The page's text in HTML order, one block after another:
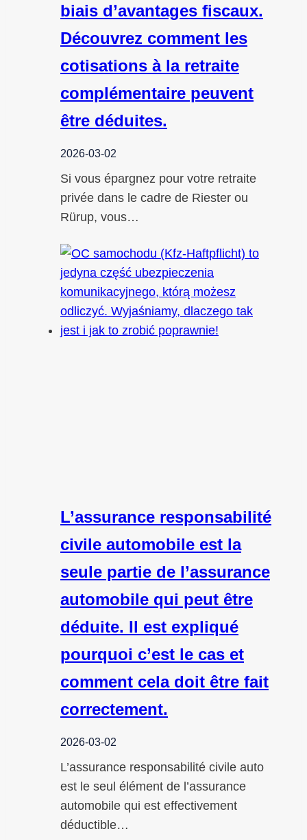
biais d’avantages fiscaux.
Découvrez comment les
cotisations à la retraite
complémentaire peuvent
être déduites.
2026-03-02
Si vous épargnez pour votre retraite
privée dans le cadre de Riester ou
Rürup, vous…
L’assurance responsabilité
civile automobile est la
seule partie de l’assurance
automobile qui peut être
déduite. Il est expliqué
pourquoi c’est le cas et
comment cela doit être fait
correctement.
2026-03-02
L’assurance responsabilité civile auto
est le seul élément de l’assurance
automobile qui est effectivement
déductible…